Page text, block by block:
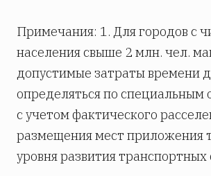
Примечания: 1. Для городов с
населения свыше 2 млн. чел.
допустимые затраты времени
определяться по специальным
с учетом фактического
размещения мест приложения
уровня развития транспортных